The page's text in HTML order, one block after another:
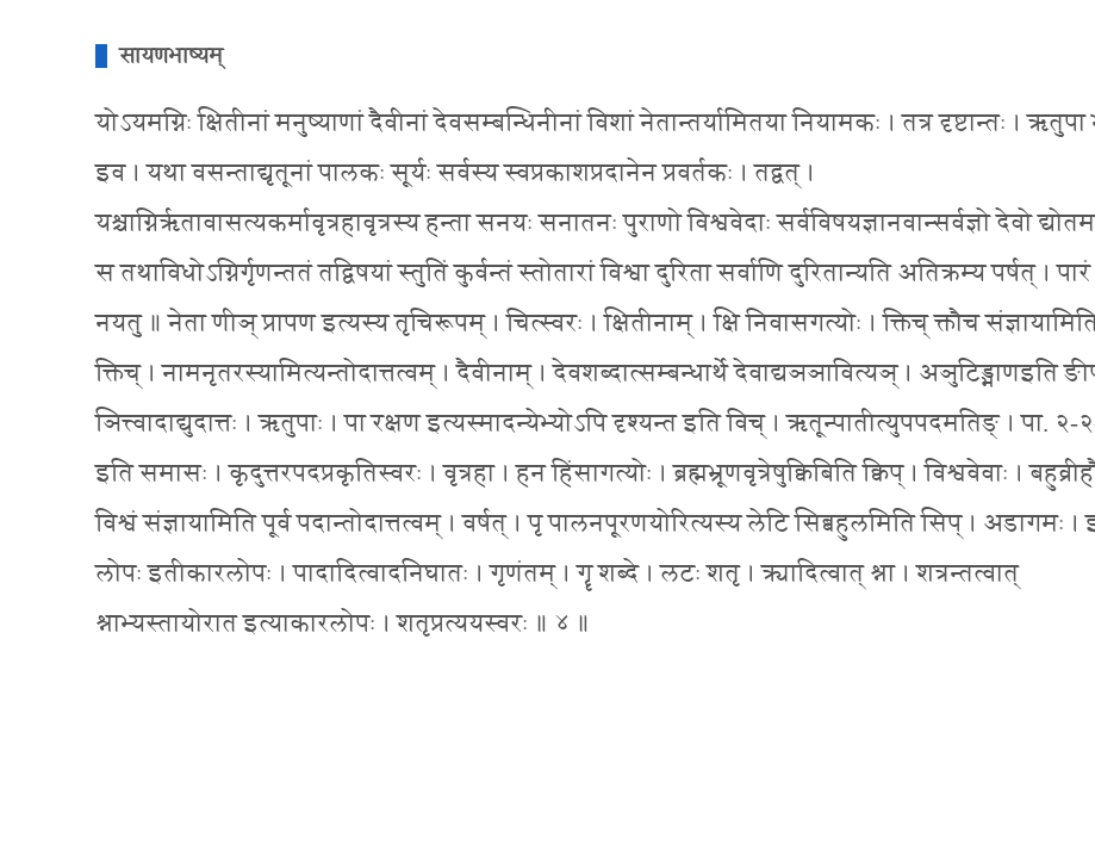
सायणभाष्यम्
योऽयमग्निः क्षितीनां मनुष्याणां दैवीनां देवसम्बन्धिनीनां विशां नेतान्तर्यामितया नियामकः । तत्र दृष्टान्तः ।
इव । यथा वसन्ताद्यृतूनां पालकः सूर्यः सर्वस्य स्वप्रकाशप्रदानेन प्रवर्तकः । तद्वत् ।
यश्चाग्निरृतावासत्यकर्मावृत्रहावृत्रस्य हन्ता सनयः सनातनः पुराणो विश्ववेदाः सर्वविषयज्ञानवान्सर्वज्ञो देवो
स तथाविधोऽग्निर्गृणन्ततं तद्विषयां स्तुतिं कुर्वन्तं स्तोतारां विश्वा दुरिता सर्वाणि दुरितान्यति अतिक्रम्य पर्षत् । पारं
नयतु ॥ नेता णीञ् प्रापण इत्यस्य तृचिरूपम् । चित्स्वरः । क्षितीनाम् । क्षि निवासगत्योः । क्तिच् क्तौच
क्तिच् । नामनृतरस्यामित्यन्तोदात्तत्वम् । दैवीनाम् । देवशब्दात्सम्बन्धार्थे देवाद्यञञावित्यञ् । अञुटिड्भाणइति
ञित्त्वादाद्युदात्तः । ऋतुपाः । पा रक्षण इत्यस्मादन्येभ्योऽपि दृश्यन्त इति विच् । ऋतून्पातीत्युपपदमतिङ् । पा. २-
इति समासः । कृदुत्तरपदप्रकृतिस्वरः । वृत्रहा । हन हिंसागत्योः । ब्रह्मभ्रूणवृत्रेषुक्विबिति क्विप् । विश्ववेवाः ।
विश्वं संज्ञायामिति पूर्व पदान्तोदात्तत्वम् । वर्षत् । पृ पालनपूरणयोरित्यस्य लेटि सिब्बहुलमिति सिप् । अडागमः ।
लोपः इतीकारलोपः । पादादित्वादनिघातः । गृणंतम् । गॄ शब्दे । लटः शतृ । क्र्यादित्वात् श्ना । शत्रन्तत्वात्
श्नाभ्यस्तायोरात इत्याकारलोपः । शतृप्रत्ययस्वरः ॥ ४ ॥